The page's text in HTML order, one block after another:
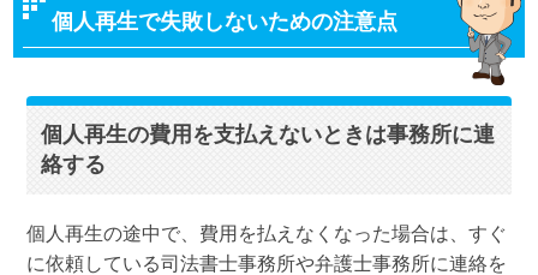
個人再生で失敗しないための注意点
個人再生の費用を支払えないときは事務所に連
絡する
個人再生の途中で、費用を払えなくなった場合は、すぐ
に依頼している司法書士事務所や弁護士事務所に連絡を